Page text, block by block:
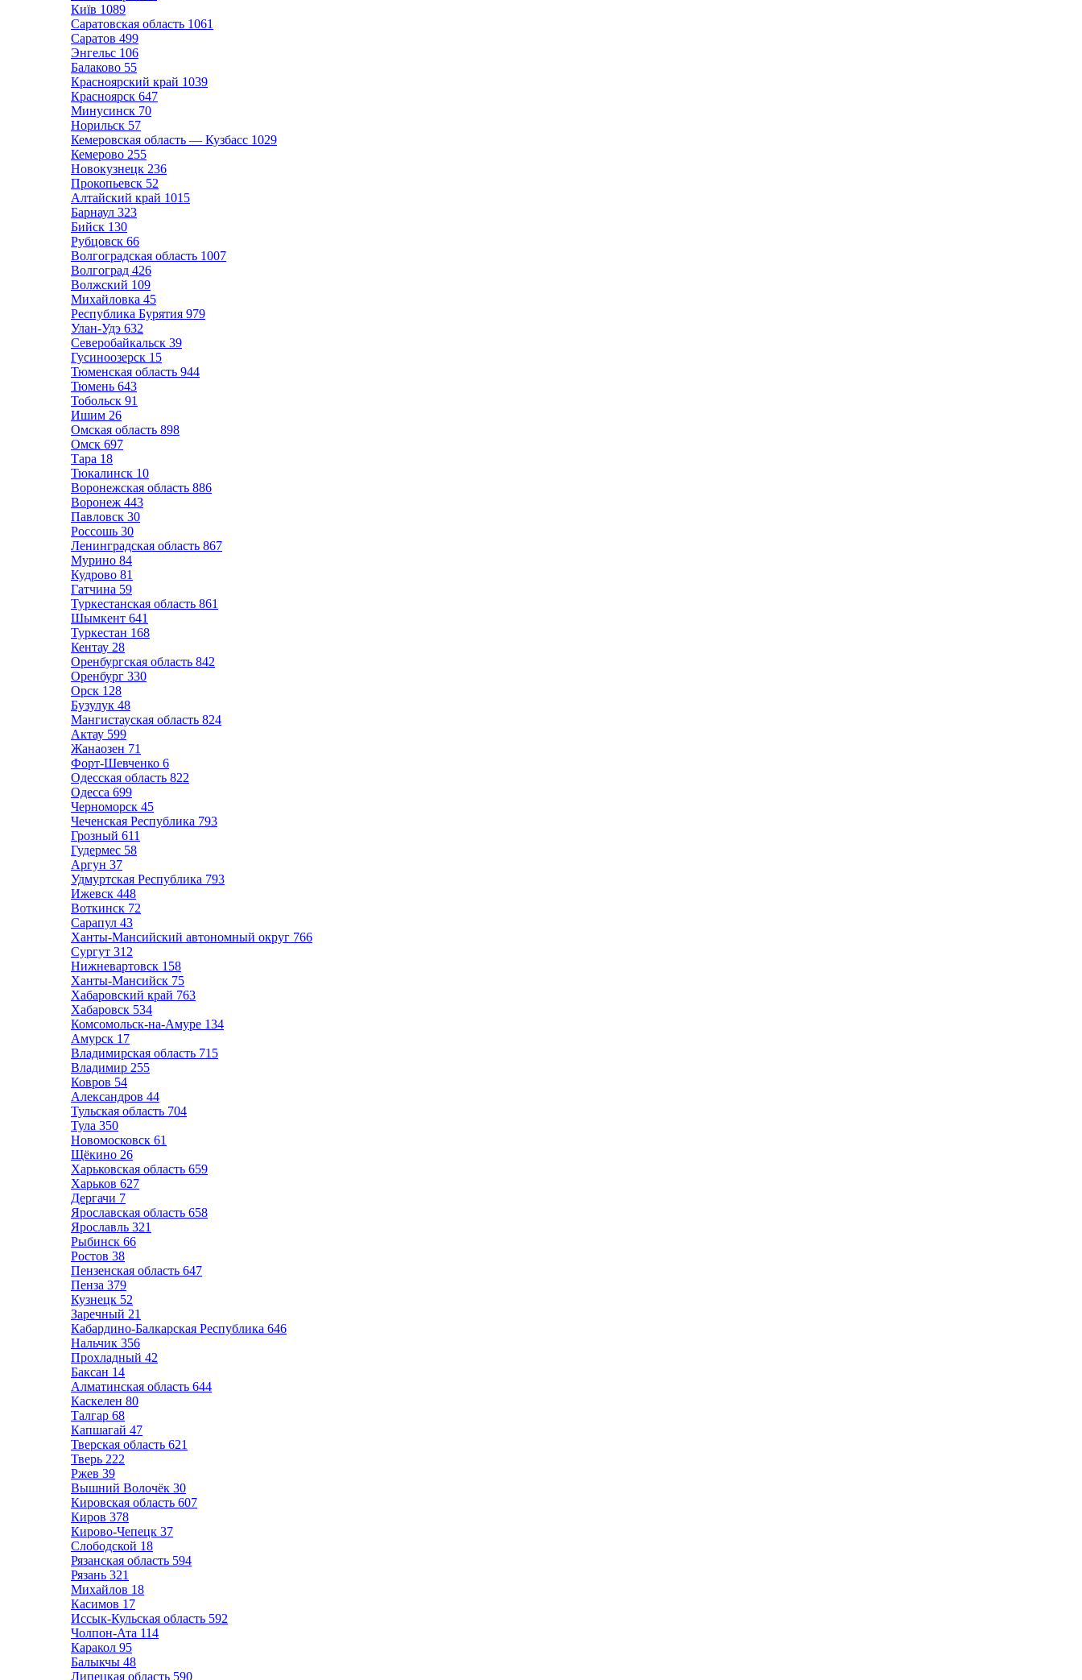
Київ 1089
Саратовская область 1061
Саратов 499
Энгельс 106
Балаково 55
Красноярский край 1039
Красноярск 647
Минусинск 70
Норильск 57
Кемеровская область — Кузбасс 1029
Кемерово 255
Новокузнецк 236
Прокопьевск 52
Алтайский край 1015
Барнаул 323
Бийск 130
Рубцовск 66
Волгоградская область 1007
Волгоград 426
Волжский 109
Михайловка 45
Республика Бурятия 979
Улан-Удэ 632
Северобайкальск 39
Гусиноозерск 15
Тюменская область 944
Тюмень 643
Тобольск 91
Ишим 26
Омская область 898
Омск 697
Тара 18
Тюкалинск 10
Воронежская область 886
Воронеж 443
Павловск 30
Россошь 30
Ленинградская область 867
Мурино 84
Кудрово 81
Гатчина 59
Туркестанская область 861
Шымкент 641
Туркестан 168
Кентау 28
Оренбургская область 842
Оренбург 330
Орск 128
Бузулук 48
Мангистауская область 824
Актау 599
Жанаозен 71
Форт-Шевченко 6
Одесская область 822
Одесса 699
Черноморск 45
Чеченская Республика 793
Грозный 611
Гудермес 58
Аргун 37
Удмуртская Республика 793
Ижевск 448
Воткинск 72
Сарапул 43
Ханты-Мансийский автономный округ 766
Сургут 312
Нижневартовск 158
Ханты-Мансийск 75
Хабаровский край 763
Хабаровск 534
Комсомольск-на-Амуре 134
Амурск 17
Владимирская область 715
Владимир 255
Ковров 54
Александров 44
Тульская область 704
Тула 350
Новомосковск 61
Щёкино 26
Харьковская область 659
Харьков 627
Дергачи 7
Ярославская область 658
Ярославль 321
Рыбинск 66
Ростов 38
Пензенская область 647
Пенза 379
Кузнецк 52
Заречный 21
Кабардино-Балкарская Республика 646
Нальчик 356
Прохладный 42
Баксан 14
Алматинская область 644
Каскелен 80
Талгар 68
Капшагай 47
Тверская область 621
Тверь 222
Ржев 39
Вышний Волочёк 30
Кировская область 607
Киров 378
Кирово-Чепецк 37
Слободской 18
Рязанская область 594
Рязань 321
Михайлов 18
Касимов 17
Иссык-Кульская область 592
Чолпон-Ата 114
Каракол 95
Балыкчы 48
Липецкая область 590